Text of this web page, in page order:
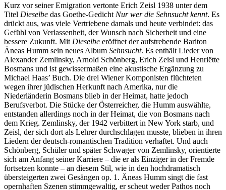
Kurz vor seiner Emigration vertonte Erich Zeisl 1938 unter dem
Titel Dieselbe das Goethe-Gedicht Nur wer die Sehnsucht kennt. Es
drückt aus, was viele Vertriebene damals und heute verbindet: das
Gefühl von Verlassenheit, der Wunsch nach Sicherheit und eine
bessere Zukunft. Mit Dieselbe eröffnet der aufstrebende Bariton
Äneas Humm sein neues Album Sehnsucht. Es enthält Lieder von
Alexander Zemlinsky, Arnold Schönberg, Erich Zeisl und Henriëtte
Bosmans und ist gewissermaßen eine akustische Ergänzung zu
Michael Haas’ Buch. Die drei Wiener Komponisten flüchteten
wegen ihrer jüdischen Herkunft nach Amerika, nur die
Niederländerin Bosmans blieb in der Heimat, hatte jedoch
Berufsverbot. Die Stücke der Österreicher, die Humm auswählte,
entstanden allerdings noch in der Heimat, die von Bosmans nach
dem Krieg. Zemlinsky, der 1942 verbittert in New York starb, und
Zeisl, der sich dort als Lehrer durchschlagen musste, blieben in ihren
Liedern der deutsch-romantischen Tradition verhaftet. Und auch
Schönberg, Schüler und später Schwager von Zemlinsky, orientierte
sich am Anfang seiner Karriere – die er als Einziger in der Fremde
fortsetzen konnte – an diesem Stil, wie in den hochdramatisch
übersteigerten zwei Gesängen op. 1. Äneas Humm singt die fast
opernhaften Szenen stimmgewaltig, er scheut weder Pathos noch